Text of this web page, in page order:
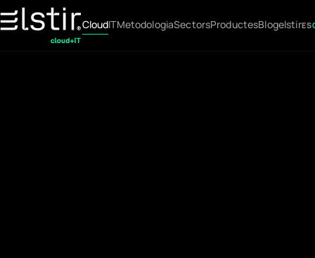
CloudITMetodologiaSectorsProductesBlogelstirES